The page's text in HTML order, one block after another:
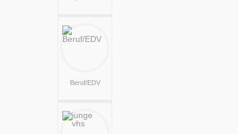
Beruf/EDV